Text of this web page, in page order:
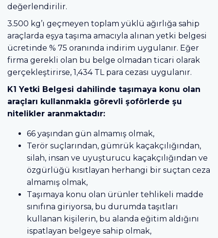
değerlendirilir.
3.500 kg’ı geçmeyen toplam yüklü ağırlığa sahip
araçlarda eşya taşıma amacıyla alınan yetki belgesi
ücretinde % 75 oranında indirim uygulanır. Eğer
firma gerekli olan bu belge olmadan ticari olarak
gerçekleştirirse, 1,434 TL para cezası uygulanır.
K1 Yetki Belgesi dahilinde taşımaya konu olan
araçları kullanmakla görevli şoförlerde şu
nitelikler aranmaktadır:
66 yaşından gün almamış olmak,
Terör suçlarından, gümrük kaçakçılığından,
silah, insan ve uyuşturucu kaçakçılığından ve
özgürlüğü kısıtlayan herhangi bir suçtan ceza
almamış olmak,
Taşımaya konu olan ürünler tehlikeli madde
sınıfına giriyorsa, bu durumda taşıtları
kullanan kişilerin, bu alanda eğitim aldığını
ispatlayan belgeye sahip olmak,